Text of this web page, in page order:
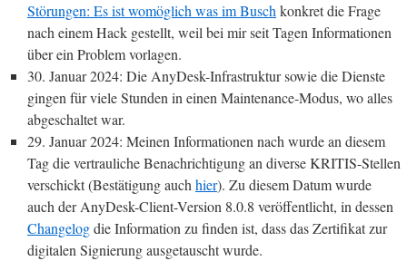
Störungen: Es ist womöglich was im Buschkonkret die Frage
nach einem Hack gestellt, weil bei mir seit Tagen Informationen
über ein Problem vorlagen.
30. Januar 2024: Die AnyDesk-Infrastruktur sowie die Dienste
gingen für viele Stunden in einen Maintenance-Modus, wo alles
abgeschaltet war.
29. Januar 2024: Meinen Informationen nach wurde an diesem
Tag die vertrauliche Benachrichtigung an diverse KRITIS-Stellen
verschickt (Bestätigung auchhier). Zu diesem Datum wurde
auch der AnyDesk-Client-Version 8.0.8 veröffentlicht, in dessen
Changelogdie Information zu finden ist, dass das Zertifikat zur
digitalen Signierung ausgetauscht wurde.